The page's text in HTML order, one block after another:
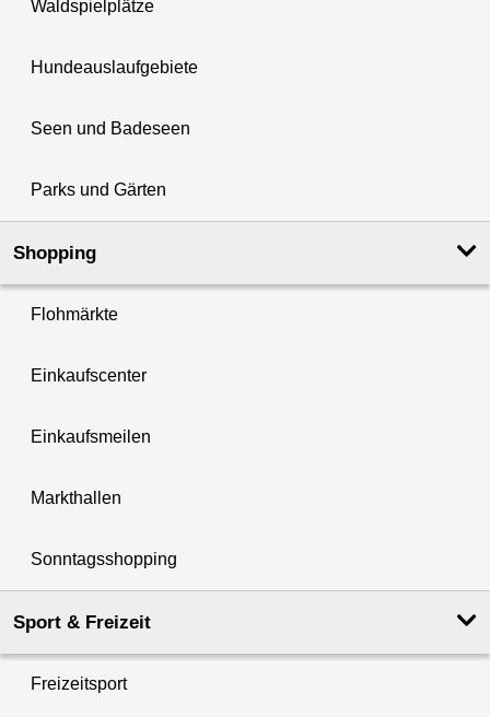
Waldspielplätze
Hundeauslaufgebiete
Seen und Badeseen
Parks und Gärten
Shopping
Flohmärkte
Einkaufscenter
Einkaufsmeilen
Markthallen
Sonntagsshopping
Sport & Freizeit
Freizeitsport